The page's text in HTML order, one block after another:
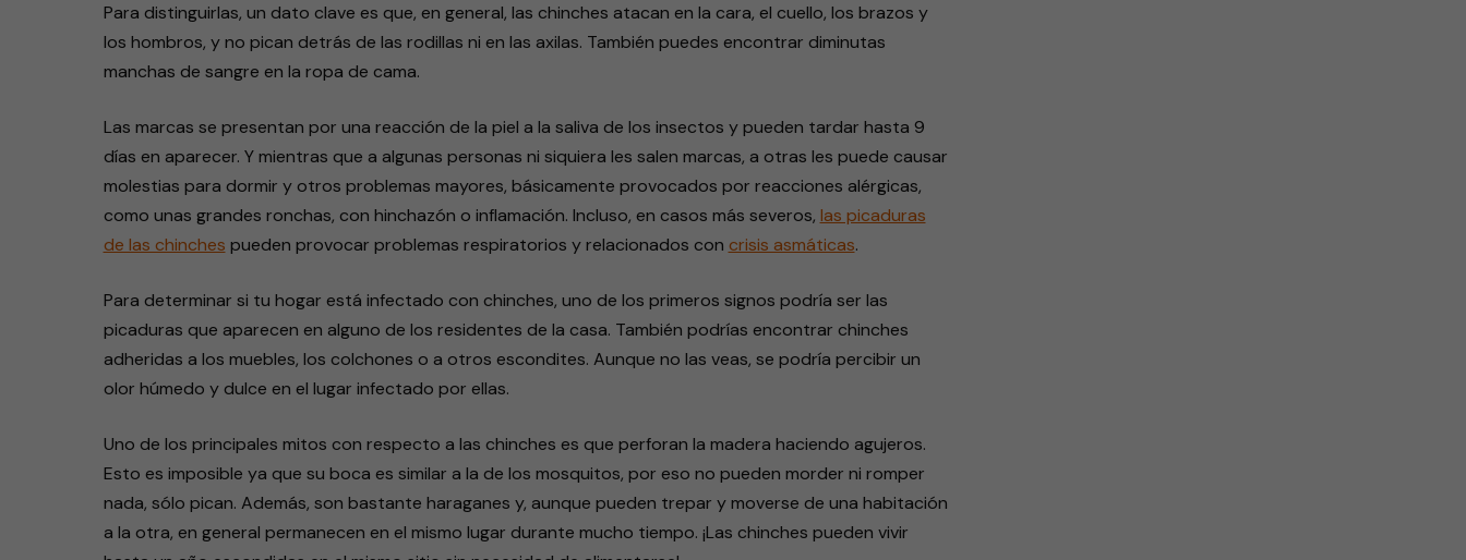
Para distinguirlas, un dato clave es que, en general, las chinches atacan en la cara, el cuello, los brazos y
los hombros, y no pican detrás de las rodillas ni en las axilas. También puedes encontrar diminutas
manchas de sangre en la ropa de cama.
Las marcas se presentan por una reacción de la piel a la saliva de los insectos y pueden tardar hasta 9
días en aparecer. Y mientras que a algunas personas ni siquiera les salen marcas, a otras les puede causar
molestias para dormir y otros problemas mayores, básicamente provocados por reacciones alérgicas,
como unas grandes ronchas, con hinchazón o inflamación. Incluso, en casos más severos, las picaduras
de las chinches pueden provocar problemas respiratorios y relacionados con crisis asmáticas.
Para determinar si tu hogar está infectado con chinches, uno de los primeros signos podría ser las
picaduras que aparecen en alguno de los residentes de la casa. También podrías encontrar chinches
adheridas a los muebles, los colchones o a otros escondites. Aunque no las veas, se podría percibir un
olor húmedo y dulce en el lugar infectado por ellas.
Uno de los principales mitos con respecto a las chinches es que perforan la madera haciendo agujeros.
Esto es imposible ya que su boca es similar a la de los mosquitos, por eso no pueden morder ni romper
nada, sólo pican. Además, son bastante haraganes y, aunque pueden trepar y moverse de una habitación
a la otra, en general permanecen en el mismo lugar durante mucho tiempo. ¡Las chinches pueden vivir